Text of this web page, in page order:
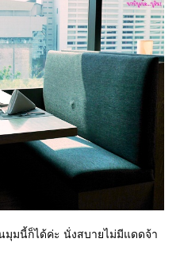
มุมนี้ก็ได้ค่ะ นั่งสบายไม่มีแดดจ้า